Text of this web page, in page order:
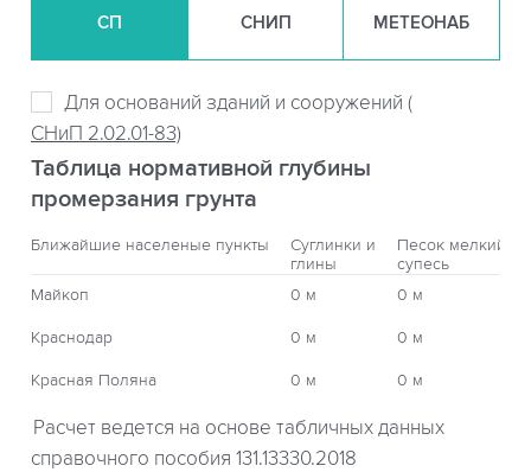
СП СНИП МЕТЕОНАБ
Для оснований зданий и сооружений (
СНиП 2.02.01-83)
Таблица нормативной глубины
промерзания грунта
Ближайшие населеные пункты
Суглинки и
глины
Песок мелкий,
супесь
Майкоп
0 м 0 м
Краснодар 0 м 0 м
Красная Поляна 0 м 0 м
Расчет ведется на основе табличных данных
справочного пособия 131.13330.2018